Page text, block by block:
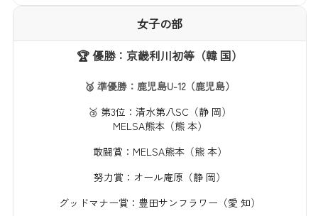
女子の部
🏆 優勝：京畿利川初等（韓 国）
🥈 準優勝：鹿児島U-12（鹿児島）
🥉 第3位：清水第八SC（静 岡）
MELSA熊本（熊 本）
敢闘賞：MELSA熊本（熊 本）
努力賞：オール庵原（静 岡）
グッドマナー賞：豊田サンフラワー（愛 知）